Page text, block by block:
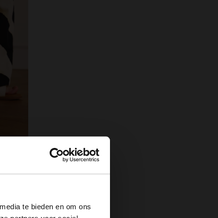
te bieden en om ons